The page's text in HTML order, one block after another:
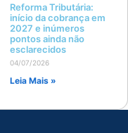
Reforma Tributária:
início da cobrança em
2027 e inúmeros
pontos ainda não
esclarecidos
04/07/2026
Leia Mais »